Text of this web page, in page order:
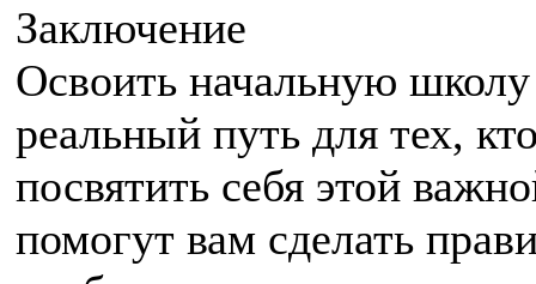
Заключение
Освоить начальную школу
реальный путь для тех,
посвятить себя этой
помогут вам сделать